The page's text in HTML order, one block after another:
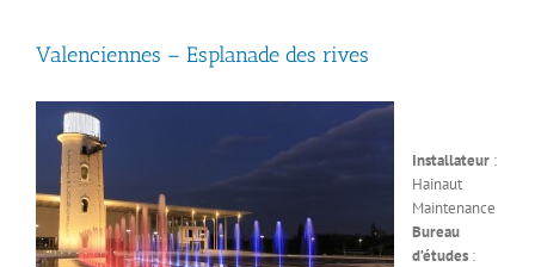
Valenciennes – Esplanade des rives
Installateur :
Hainaut
Maintenance
Bureau
d’études :